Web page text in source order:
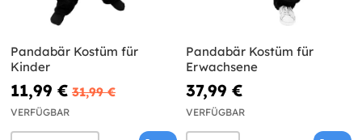
Pandabär Kostüm für
Kinder
11,99 € 31,99 €
VERFÜGBAR
Pandabär Kostüm für
Erwachsene
37,99 €
VERFÜGBAR